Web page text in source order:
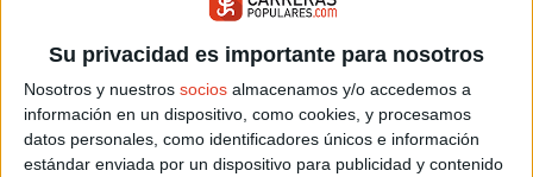
Su privacidad es importante para nosotros
Nosotros y nuestros socios almacenamos y/o accedemos a
información en un dispositivo, como cookies, y procesamos
datos personales, como identificadores únicos e información
estándar enviada por un dispositivo para publicidad y contenido
hacerlo
provocará
“un
desequilibrio
muscular”. Al